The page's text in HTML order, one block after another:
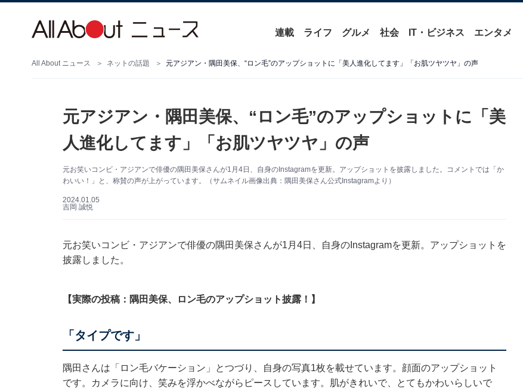
連載 ライフ グルメ 社会 IT・ビジネス エンタメ
All About ニュース ネットの話題 元アジアン・隅田美保、“ロン毛”のアップショットに「美人進化してます」「お肌ツヤツヤ」の声
元アジアン・隅田美保、“ロン毛”のアップショットに「美
人進化してます」「お肌ツヤツヤ」の声
元お笑いコンビ・アジアンで俳優の隅田美保さんが1月4日、自身のInstagramを更新。アップショットを披露しました。コメントでは「か
わいい！」と、称賛の声が上がっています。（サムネイル画像出典：隅田美保さん公式Instagramより）
2024.01.05
吉岡 誠悦
元お笑いコンビ・アジアンで俳優の隅田美保さんが1月4日、自身のInstagramを更新。アップショットを
披露しました。
【実際の投稿：隅田美保、ロン毛のアップショット披露！】
「タイプです」
隅田さんは「ロン毛バケーション」とつづり、自身の写真1枚を載せています。顔面のアップショット
です。カメラに向け、笑みを浮かべながらピースしています。肌がきれいで、とてもかわいらしいで